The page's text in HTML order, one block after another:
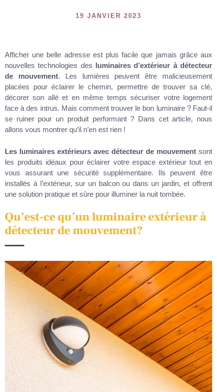
19 JANVIER 2023
Afficher une belle adresse est plus facile que jamais grâce aux
nouvelles technologies des luminaires d’extérieur à détecteur
de mouvement. Les lumières peuvent être malicieusement
placées pour éclairer le chemin, permettre de trouver sa clé,
décorer son allé et en même temps sécuriser votre logement
face à des intrus. Mais comment trouver le bon luminaire ? Faut-il
se ruiner pour un produit performant ? Dans cet article, nous
allons vous montrer qu’il n’en est rien !
Les luminaires extérieurs avec détecteur de mouvement sont
les produits idéaux pour éclairer votre espace extérieur tout en
vous assurant une sécurité supplémentaire. Ils peuvent être
installés à l’extérieur, sur un balcon ou dans un jardin, et offrent
une solution pratique et sûre pour illuminer la nuit tombée.
Qu’est-ce qu’un luminaire extérieur à
détecteur de mouvement?